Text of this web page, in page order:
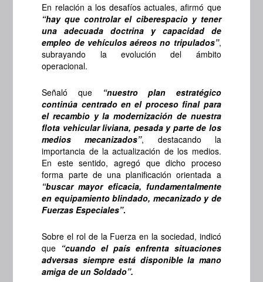
En relación a los desafíos actuales, afirmó que
“hay que controlar el ciberespacio y tener
una adecuada doctrina y capacidad de
empleo de vehículos aéreos no tripulados”,
subrayando la evolución del ámbito
operacional.
Señaló que
“nuestro plan estratégico
continúa centrado en el proceso final para
el recambio y la modernización de nuestra
flota vehicular liviana, pesada y parte de los
medios mecanizados”, destacando la
importancia de la actualización de los medios.
En este sentido, agregó que dicho proceso
forma parte de una planificación orientada a
“buscar mayor eficacia, fundamentalmente
en equipamiento blindado, mecanizado y de
Fuerzas Especiales”.
Sobre el rol de la Fuerza en la sociedad, indicó
que “cuando el país enfrenta situaciones
adversas siempre está disponible la mano
amiga de un Soldado”.